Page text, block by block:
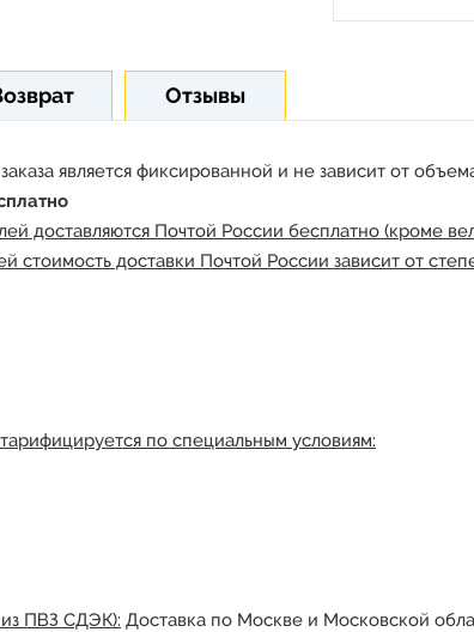
Отзывы
является фиксированной и не зависит от
доставляются Почтой России бесплатно (кроме
стоимость доставки Почтой России зависит от
по специальным условиям:
из ПВЗ СДЭК): Доставка по Москве и Московской